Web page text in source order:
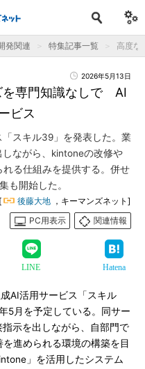
発関連 特集記事一覧 高度な
2026年5月13日
を専門知識なしで AI
ビス
スキル39」を発表した。業
ながら、kintoneの改修や
る仕組みを提供する。併せ
も開始した。
[ 後藤大地 ，キーマンズネット]
PC用表示
関連情報
LINE Hatena
AI活用サービス「スキル
5月を予定している。同サー
示を出しながら、自部門で
進められる環境の構築を目
」を活用したシステム